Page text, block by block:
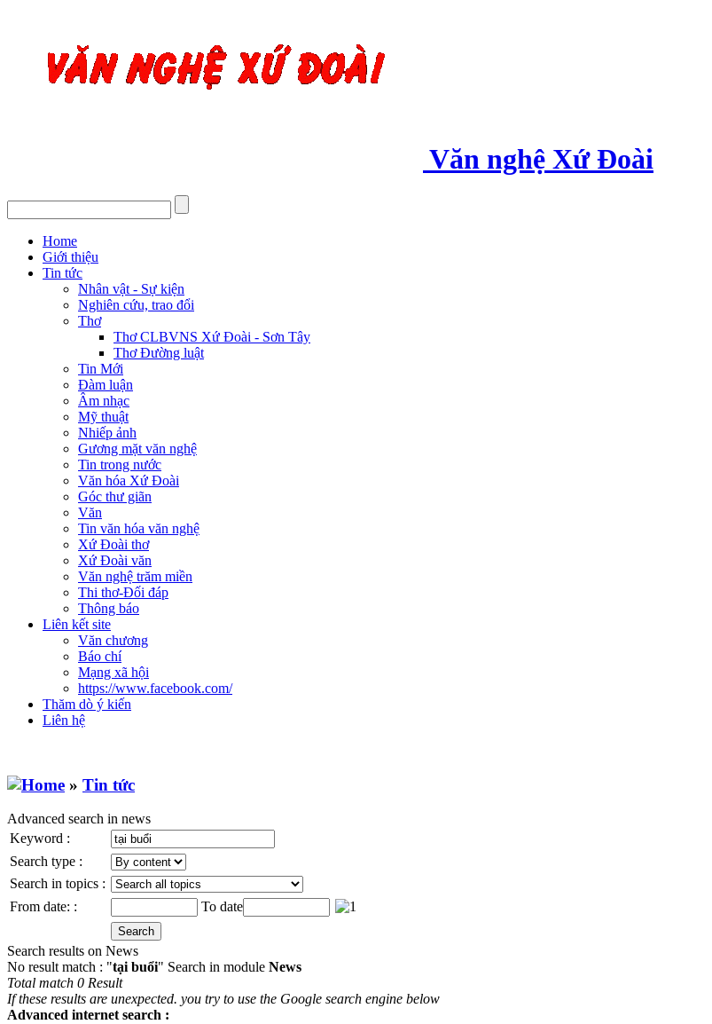
Văn nghệ Xứ Đoài
Home
Giới thiệu
Tin tức
Nhân vật - Sự kiện
Nghiên cứu, trao đổi
Thơ
Thơ CLBVNS Xứ Đoài - Sơn Tây
Thơ Đường luật
Tin Mới
Đàm luận
Âm nhạc
Mỹ thuật
Nhiếp ảnh
Gương mặt văn nghệ
Tin trong nước
Văn hóa Xứ Đoài
Góc thư giãn
Văn
Tin văn hóa văn nghệ
Xứ Đoài thơ
Xứ Đoài văn
Văn nghệ trăm miền
Thi thơ-Đối đáp
Thông báo
Liên kết site
Văn chương
Báo chí
Mạng xã hội
https://www.facebook.com/
Thăm dò ý kiến
Liên hệ
» Tin tức
Advanced search in news
Keyword :
Search type :
Search in topics :
From date: :
To date
Search results on News
No result match : "tại buổi" Search in module News
Total match 0 Result
If these results are unexpected. you try to use the Google search engine below
Advanced internet search :